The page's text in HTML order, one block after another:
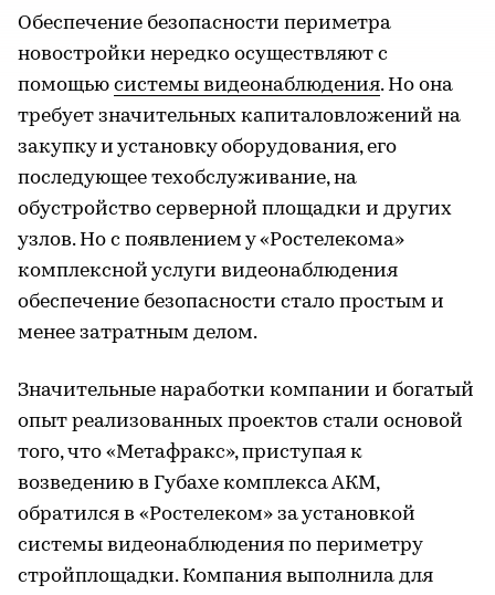
Обеспечение безопасности периметра
новостройки нередко осуществляют с
помощью системы видеонаблюдения. Но она
требует значительных капиталовложений на
закупку и установку оборудования, его
последующее техобслуживание, на
обустройство серверной площадки и других
узлов. Но с появлением у «Ростелекома»
комплексной услуги видеонаблюдения
обеспечение безопасности стало простым и
менее затратным делом.
Значительные наработки компании и богатый
опыт реализованных проектов стали основой
того, что «Метафракс», приступая к
возведению в Губахе комплекса АКМ,
обратился в «Ростелеком» за установкой
системы видеонаблюдения по периметру
стройплощадки. Компания выполнила для